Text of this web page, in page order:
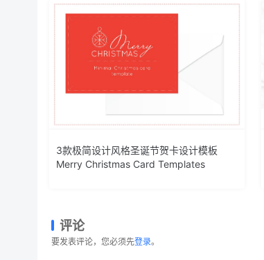
3款极简设计风格圣诞节贺卡设计模板
Merry Christmas Card Templates
评论
要发表评论，您必须先登录。